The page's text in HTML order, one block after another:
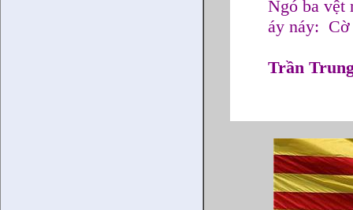
Ngó ba vệt
áy náy:
Trần